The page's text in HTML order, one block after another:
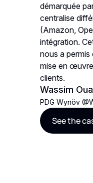
démarquée
centralise
(Amazon,
intégration.
nous a permis
mise en
clients.
Wassim
PDG Wynöv @
See the